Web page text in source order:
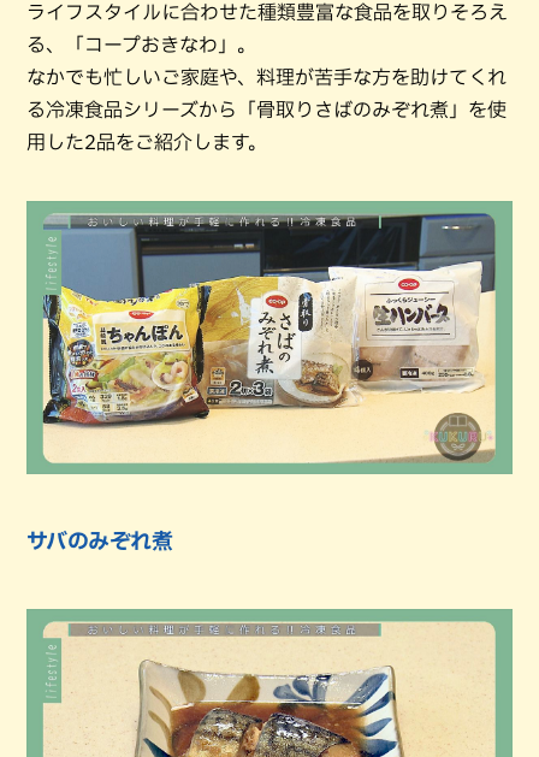
ライフスタイルに合わせた種類豊富な食品を取りそろえ
る、「コープおきなわ」。
なかでも忙しいご家庭や、料理が苦手な方を助けてくれ
る冷凍食品シリーズから「骨取りさばのみぞれ煮」を使
用した2品をご紹介します。
サバのみぞれ煮